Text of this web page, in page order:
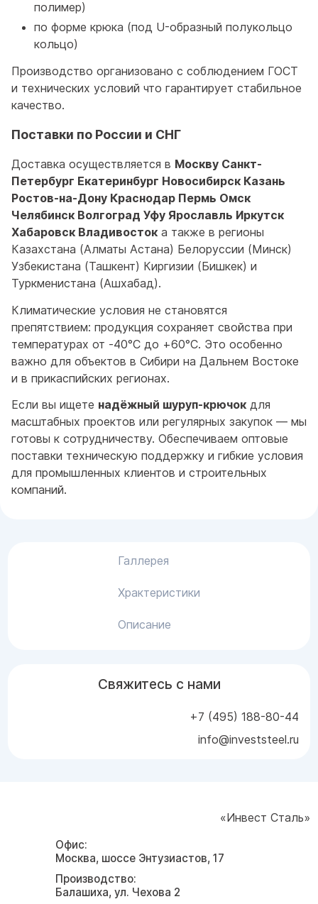
полимер)
по форме крюка (под U-образный полукольцо
кольцо)
Производство организовано с соблюдением ГОСТ
и технических условий что гарантирует стабильное
качество.
Поставки по России и СНГ
Доставка осуществляется в Москву Санкт-
Петербург Екатеринбург Новосибирск Казань
Ростов-на-Дону Краснодар Пермь Омск
Челябинск Волгоград Уфу Ярославль Иркутск
Хабаровск Владивосток а также в регионы
Казахстана (Алматы Астана) Белоруссии (Минск)
Узбекистана (Ташкент) Киргизии (Бишкек) и
Туркменистана (Ашхабад).
Климатические условия не становятся
препятствием: продукция сохраняет свойства при
температурах от -40°C до +60°C. Это особенно
важно для объектов в Сибири на Дальнем Востоке
и в прикаспийских регионах.
Если вы ищете надёжный шуруп-крючок для
масштабных проектов или регулярных закупок — мы
готовы к сотрудничеству. Обеспечиваем оптовые
поставки техническую поддержку и гибкие условия
для промышленных клиентов и строительных
компаний.
Галлерея
Храктеристики
Описание
Свяжитесь с нами
+7 (495) 188-80-44
info@investsteel.ru
«Инвест Сталь»
Офис:
Москва, шоссе Энтузиастов, 17
Производство:
Балашиха, ул. Чехова 2